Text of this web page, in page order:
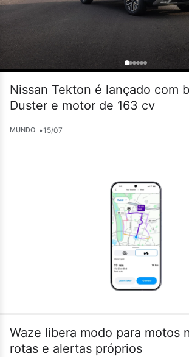
Nissan Tekton é lançado com
Duster e motor de 163 cv
MUNDO •15/07
Waze libera modo para motos
rotas e alertas próprios